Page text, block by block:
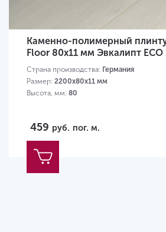
Каменно-полимерный
Floor 80х11 мм Эвкалипт ECO
Страна производства: Германия
Размер: 2200х80х11 мм
Высота, мм: 80
459 руб. пог. м.